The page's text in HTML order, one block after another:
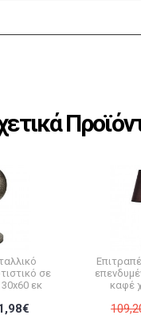
σε
εκ
καφέ